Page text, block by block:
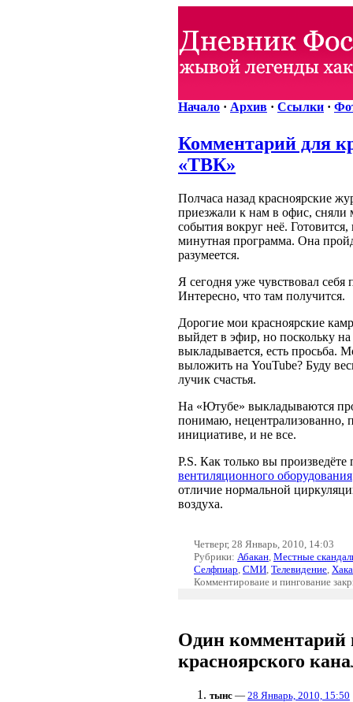
Начало · Архив · Ссылки ·
Комментарий для
«ТВК»
Полчаса назад красноярские
приезжали к нам в офис,
события вокруг неё.
минутная программа. Она
разумеется.
Я сегодня уже чувствовал
Интересно, что там получится.
Дорогие мои красноярские
выйдет в эфир, но поскольку
выкладывается, есть просьба.
выложить на YouTube? Буду
лучик счастья.
На «Ютубе» выкладываются
понимаю, нецентрализованно,
инициативе, и не все.
P.S. Как только вы
вентиляционного оборудования
отличие нормальной
воздуха.
Четверг, 28 Январь, 2010, 14:03
Рубрики: Абакан Местные
Селфпиар СМИ Телевидение
Комментироваие и пингование
Один комментарий
красноярского
тынс — 28 Январь, 2010, 15:50